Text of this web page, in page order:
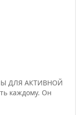
ДЛЯ АКТИВНОЙ
каждому. Он